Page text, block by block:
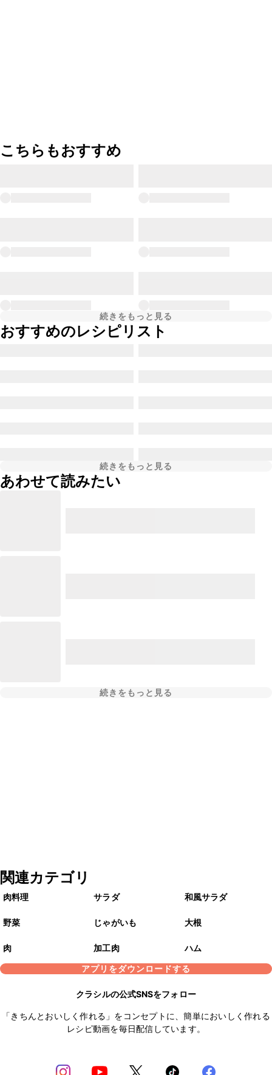
こちらもおすすめ
続きをもっと見る
おすすめのレシピリスト
続きをもっと見る
あわせて読みたい
続きをもっと見る
関連カテゴリ
肉料理 サラダ 和風サラダ
野菜 じゃがいも 大根
肉 加工肉
ハム
アプリをダウンロードする
クラシルの公式SNSをフォロー
「きちんとおいしく作れる」をコンセプトに、簡単においしく作れる
レシピ動画を毎日配信しています。